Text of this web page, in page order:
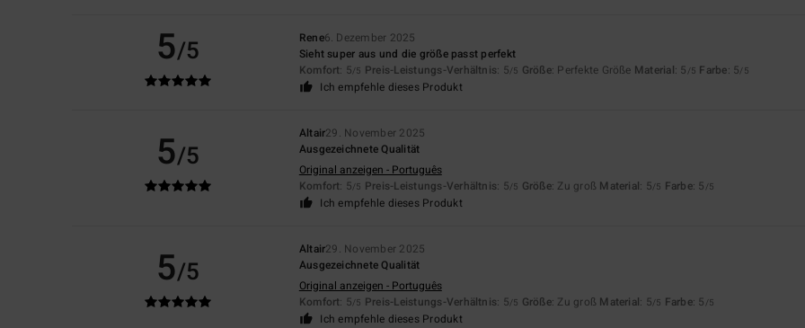
5/5 Rene6. Dezember 2025
Sieht super aus und die größe passt perfekt
Komfort: 5/5 Preis-Leistungs-Verhältnis: 5/5 Größe: Perfekte Größe Material: 5 /5 Farbe: 5/5
Ich empfehle dieses Produkt
5/5
Altair29. November 2025
Ausgezeichnete Qualität
Original anzeigen - Português
Komfort: 5/5 Preis-Leistungs-Verhältnis: 5/5 Größe: Zu groß Material: 5/5 Farbe: 5 /5
Ich empfehle dieses Produkt
5/5
Altair29. November 2025
Ausgezeichnete Qualität
Original anzeigen - Português
Komfort: 5/5 Preis-Leistungs-Verhältnis: 5/5 Größe: Zu groß Material: 5/5 Farbe: 5 /5
Ich empfehle dieses Produkt